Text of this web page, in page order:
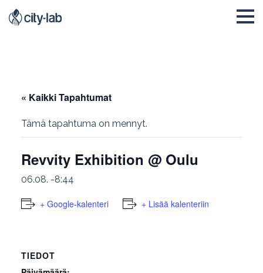
« Kaikki Tapahtumat
Tämä tapahtuma on mennyt.
Revvity Exhibition @ Oulu
06.08. -8:44
+ Google-kalenteri + Lisää kalenteriin
TIEDOT